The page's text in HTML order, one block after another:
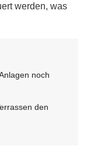
werden, was
noch
den